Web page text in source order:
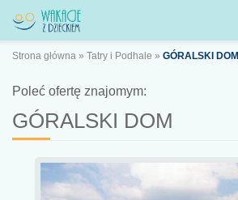
Strona główna » Tatry i Podhale » GÓRALSKI DOM
Poleć ofertę znajomym:
GÓRALSKI DOM